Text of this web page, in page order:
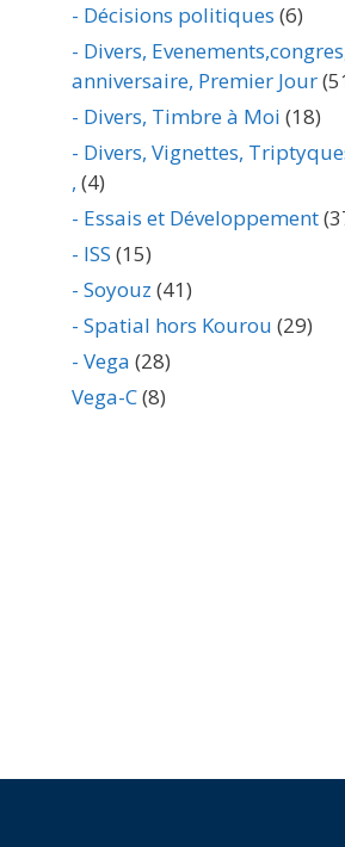
- Décisions politiques (6)
- Divers,
anniversaire, Premier Jour
- Divers, Timbre à Moi (18)
- Divers, Vignettes,
, (4)
- Essais et Développement
- ISS (15)
- Soyouz (41)
- Spatial hors Kourou (29)
- Vega (28)
Vega-C(8)